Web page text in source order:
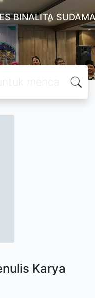
BINALITA
Karya